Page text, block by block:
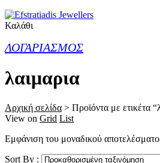
Καλάθι
ΛΟΓΑΡΙΑΣΜΟΣ
λαιμαρια
Αρχική σελίδα > Προϊόντα με ετικέτα
View on Grid List
Εμφάνιση του μοναδικού
Sort By :